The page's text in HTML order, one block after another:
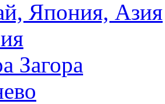
Япония, Азия
Загора